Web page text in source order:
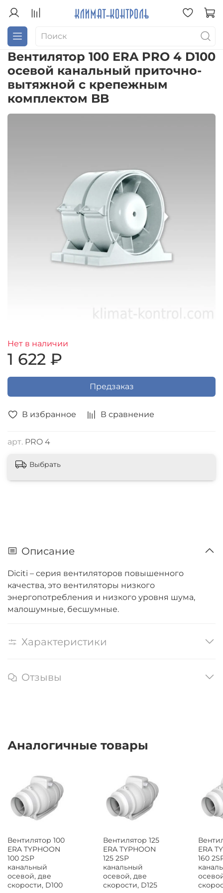
Вентилятор 100 ERA PRO 4 D100
осевой канальный приточно-
вытяжной с крепежным
комплектом BB
В избранное В сравнение
арт. PRO 4
Нет в наличии
1 622 ₽
Предзаказ
Выбрать
Описание
Diciti – серия вентиляторов повышенного
качества, это вентиляторы низкого
энергопотребления и низкого уровня шума,
малошумные, бесшумные.
Характеристики
Отзывы
Аналогичные товары
Вентилятор 100
ERA TYPHOON
100 2SP
канальный
осевой, две
скорости, D100
Вентилятор 125
ERA TYPHOON
125 2SP
канальный
осевой, две
скорости, D125
ERA
160